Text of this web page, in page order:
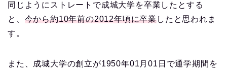
同じようにストレートで成城大学を卒業したとする
と、 今から約10年前の2012年頃に卒業したと思われま
す。
また、成城大学の創立が1950年01月01日で通学期間を